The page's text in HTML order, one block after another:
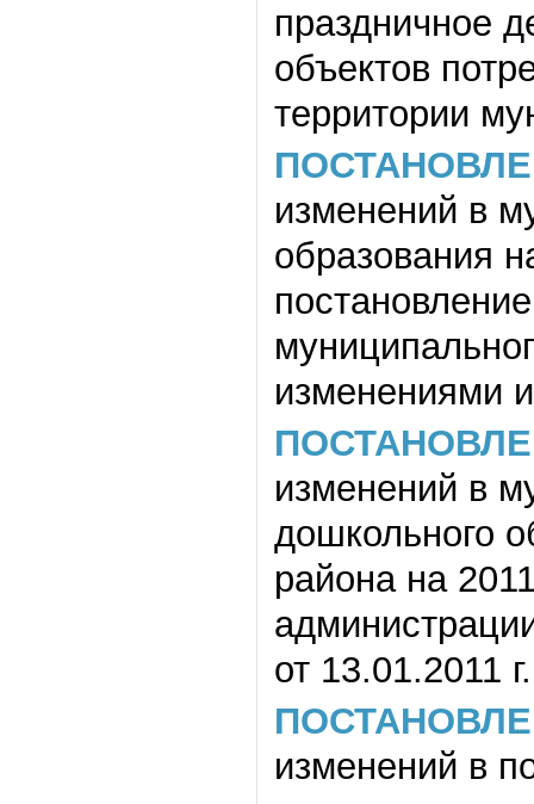
праздничное
объектов
территории
изменений в
образования
изменениями
изменений в
дошкольного
района на
от 13.01.2011
изменений в